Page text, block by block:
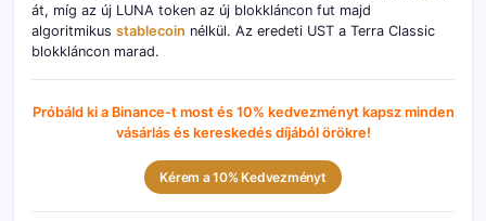
át, míg az új LUNA token az új blokkláncon fut majd
algoritmikus stablecoin nélkül. Az eredeti UST a Terra Classic
blokkláncon marad.
Próbáld ki a Binance-t most és 10% kedvezményt kapsz minden
vásárlás és kereskedés díjából örökre!
Kérem a 10% Kedvezményt